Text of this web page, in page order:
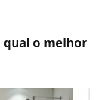
qual o melhor